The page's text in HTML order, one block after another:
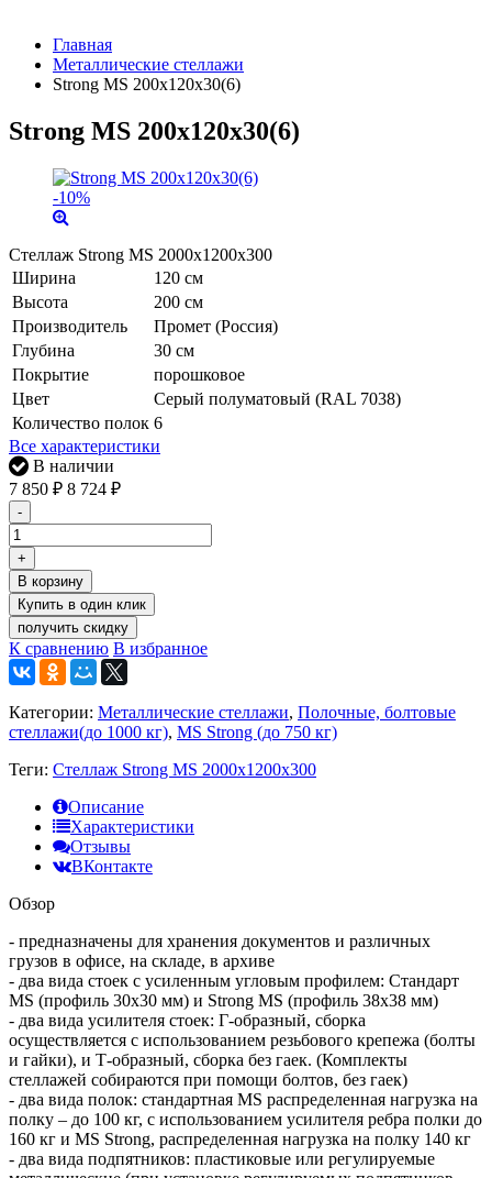
Главная
Металлические стеллажи
Strong MS 200x120x30(6)
Strong MS 200x120x30(6)
-10%
Стеллаж Strong MS 2000x1200x300
Ширина
120 см
Высота
200 см
Производитель
Промет (Россия)
Глубина
30 см
Покрытие
порошковое
Цвет
Серый полуматовый (RAL 7038)
Количество полок 6
Все характеристики
В наличии
7 850 ₽ 8 724 ₽
-
+
В корзину
получить скидку
К сравнению В избранное
Категории: Металлические стеллажи, Полочные, болтовые
стеллажи(до 1000 кг), MS Strong (до 750 кг)
Теги: Стеллаж Strong MS 2000x1200x300
Описание
Характеристики
Отзывы
ВКонтакте
Обзор
- предназначены для хранения документов и различных
грузов в офисе, на складе, в архиве
- два вида стоек с усиленным угловым профилем: Стандарт
MS (профиль 30х30 мм) и Strong MS (профиль 38х38 мм)
- два вида усилителя стоек: Г-образный, сборка
осуществляется с использованием резьбового крепежа (болты
и гайки), и Т-образный, сборка без гаек. (Комплекты
стеллажей собираются при помощи болтов, без гаек)
- два вида полок: стандартная MS распределенная нагрузка на
полку – до 100 кг, с использованием усилителя ребра полки до
160 кг и MS Strong, распределенная нагрузка на полку 140 кг
- два вида подпятников: пластиковые или регулируемые